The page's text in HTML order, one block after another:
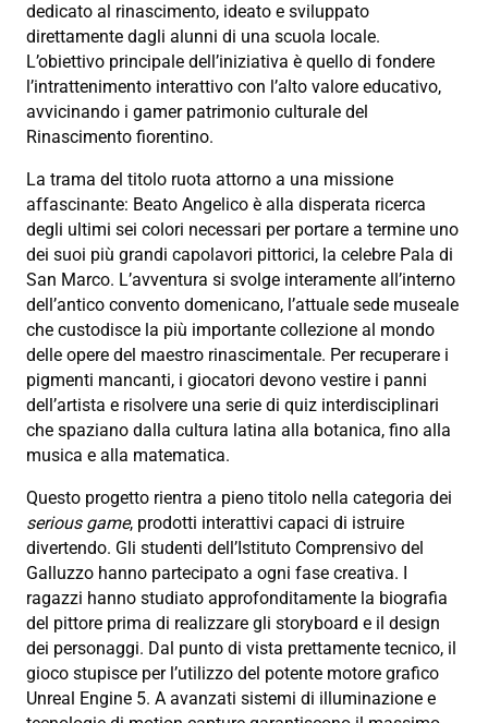
dedicato al rinascimento, ideato e sviluppato
direttamente dagli alunni di una scuola locale.
L’obiettivo principale dell’iniziativa è quello di fondere
l’intrattenimento interattivo con l’alto valore educativo,
avvicinando i gamer patrimonio culturale del
Rinascimento fiorentino.
La trama del titolo ruota attorno a una missione
affascinante: Beato Angelico è alla disperata ricerca
degli ultimi sei colori necessari per portare a termine uno
dei suoi più grandi capolavori pittorici, la celebre Pala di
San Marco. L’avventura si svolge interamente all’interno
dell’antico convento domenicano, l’attuale sede museale
che custodisce la più importante collezione al mondo
delle opere del maestro rinascimentale. Per recuperare i
pigmenti mancanti, i giocatori devono vestire i panni
dell’artista e risolvere una serie di quiz interdisciplinari
che spaziano dalla cultura latina alla botanica, fino alla
musica e alla matematica.
Questo progetto rientra a pieno titolo nella categoria dei
serious game, prodotti interattivi capaci di istruire
divertendo. Gli studenti dell’Istituto Comprensivo del
Galluzzo hanno partecipato a ogni fase creativa. I
ragazzi hanno studiato approfonditamente la biografia
del pittore prima di realizzare gli storyboard e il design
dei personaggi. Dal punto di vista prettamente tecnico, il
gioco stupisce per l’utilizzo del potente motore grafico
Unreal Engine 5. A avanzati sistemi di illuminazione e